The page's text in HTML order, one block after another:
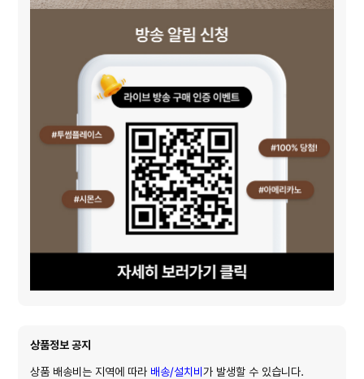
상품정보 공지
상품 배송비는 지역에 따라 배송/설치비 가 발생할 수 있습니다.